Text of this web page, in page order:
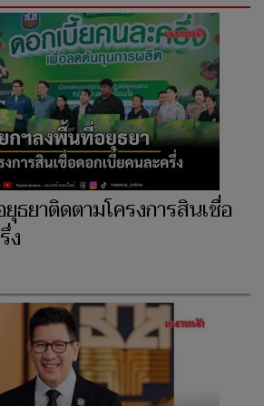
ธยาติดตามโครงการสินเชื่อ
ง